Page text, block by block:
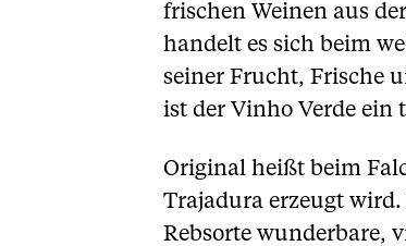
frischen Weinen aus
handelt es sich beim
seiner Frucht, Frische
ist der Vinho Verde ein
Original heißt beim
Trajadura erzeugt
Rebsorte wunderbare,